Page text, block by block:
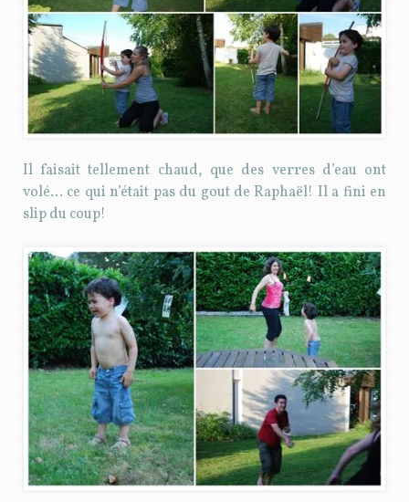
Il faisait tellement chaud, que des verres d’eau ont
volé… ce qui n’était pas du gout de Raphaël! Il a fini en
slip du coup!